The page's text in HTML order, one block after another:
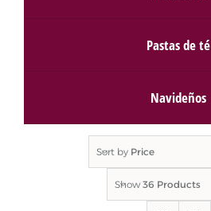
Pastas de té
Navideños
Sort by Price
Show 36 Products